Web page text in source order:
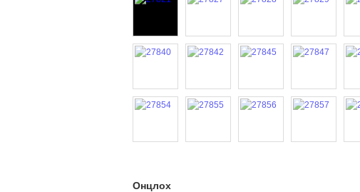
Онцлох